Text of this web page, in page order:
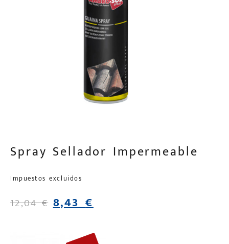
Spray Sellador Impermeable
Impuestos excluidos
12,04€ 8,43€